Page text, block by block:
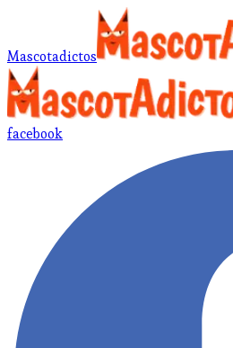
Mascotadictos
facebook